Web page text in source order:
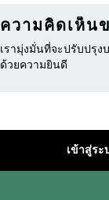
ความคิดเห็น
เรามุ่งมั่นที่จะปรับปรุ
ด้วยความยินดี
เข้าสู่ระ